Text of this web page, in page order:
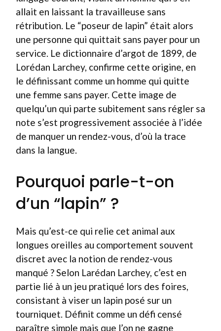
allait en laissant la travailleuse sans
rétribution. Le “poseur de lapin” était alors
une personne qui quittait sans payer pour un
service. Le dictionnaire d’argot de 1899, de
Lorédan Larchey, confirme cette origine, en
le définissant comme un homme qui quitte
une femme sans payer. Cette image de
quelqu’un qui parte subitement sans régler sa
note s’est progressivement associée à l’idée
de manquer un rendez-vous, d’où la trace
dans la langue.
Pourquoi parle-t-on
d’un “lapin” ?
Mais qu’est-ce qui relie cet animal aux
longues oreilles au comportement souvent
discret avec la notion de rendez-vous
manqué ? Selon Larédan Larchey, c’est en
partie lié à un jeu pratiqué lors des foires,
consistant à viser un lapin posé sur un
tourniquet. Définit comme un défi censé
paraître simple mais que l’on ne gagne